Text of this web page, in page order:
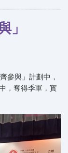
」
參與」計劃中，
，奪得季軍，實